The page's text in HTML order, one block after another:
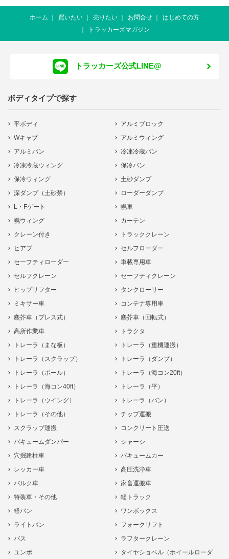
ホーム 買いたい 売りたい お問合せ
はじめての方
トラッカーズマガジン
トラッカーズ公式LINE@
ボディタイプで探す
平ボディ
アルミブロック
Wキャブ
アルミウィング
アルミバン
冷凍冷蔵バン
冷凍冷蔵ウィング
保冷バン
保冷ウィング
土砂ダンプ
深ダンプ（土砂禁）
ローダーダンプ
L・Fゲート
幌車
幌ウィング
カーテン
クレーン付き
トラッククレーン
ヒアブ
セルフローダー
セーフティローダー
車載専用車
セルフクレーン
セーフティクレーン
ヒップリフター
タンクローリー
ミキサー車
コンテナ専用車
塵芥車（プレス式）
塵芥車（回転式）
高所作業車
トラクタ
トレーラ（まな板）
トレーラ（重機運搬）
トレーラ（スクラップ）
トレーラ（ダンプ）
トレーラ（ポール）
トレーラ（海コン20ft）
トレーラ（海コン40ft）
トレーラ（平）
トレーラ（ウイング）
トレーラ（バン）
トレーラ（その他）
チップ運搬
スクラップ運搬
コンクリート圧送
バキュームダンパー
シャーシ
穴掘建柱車
バキュームカー
レッカー車
高圧洗浄車
バルク車
家畜運搬車
特装車・その他
軽トラック
軽バン
ワンボックス
ライトバン
フォークリフト
バス
ラフタークレーン
ユンボ
タイヤショベル（ホイールローダ